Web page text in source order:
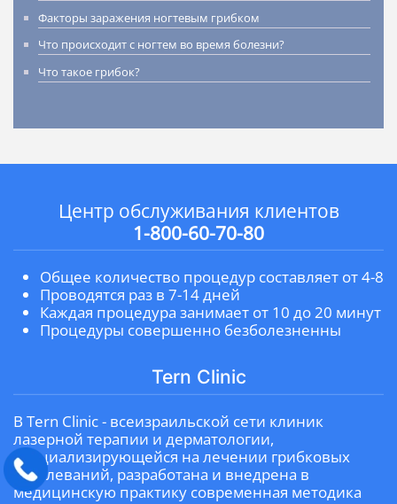
Факторы заражения ногтевым грибком
Что происходит с ногтем во время болезни?
Что такое грибок?
Центр обслуживания клиентов
1-800-60-70-80
Общее количество процедур составляет от 4-8
Проводятся раз в 7-14 дней
Каждая процедура занимает от 10 до 20 минут
Процедуры совершенно безболезненны
Tern Clinic
В Tern Clinic - всеизраильской сети клиник
лазерной терапии и дерматологии,
специализирующейся на лечении грибковых
заболеваний, разработана и внедрена в
медицинскую практику современная методика